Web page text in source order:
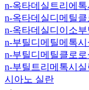
n-옥타데실트리에톡
n-옥타데실디메틸클
n-옥타데실디이소부
n-부틸디메틸메톡시
n-부틸디메틸클로로
n-부틸트리메톡시실
시아노 실란